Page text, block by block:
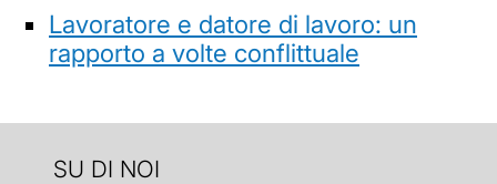
Lavoratore e datore di lavoro: un
rapporto a volte conflittuale
SU DI NOI